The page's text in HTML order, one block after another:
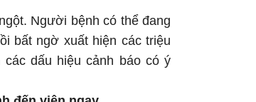
Người bệnh có thể đang
bất ngờ xuất hiện các triệu
dấu hiệu cảnh báo có ý